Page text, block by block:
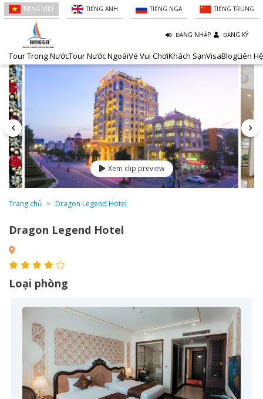
TIẾNG VIỆT TIẾNG ANH TIẾNG NGA TIẾNG TRUNG
ĐĂNG NHẬP ĐĂNG KÝ
Tour Trong NướcTour Nước NgoàiVé Vui ChơiKhách SạnVisaBlogLiên Hệ
Xem clip preview
Trang chủ Dragon Legend Hotel
Dragon Legend Hotel
Loại phòng